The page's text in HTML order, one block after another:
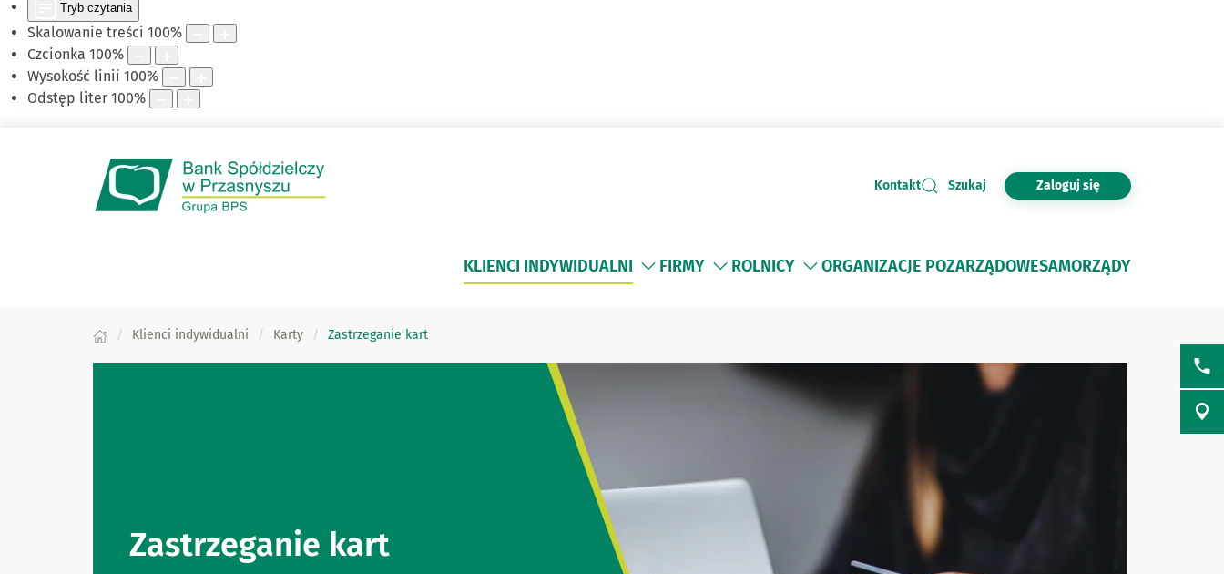
Tryb czytania
Skalowanie treści 100%
Czcionka 100%
Wysokość linii 100%
Odstęp liter 100%
Kontakt Szukaj Zaloguj się
KLIENCI INDYWIDUALNI FIRMY ROLNICY ORGANIZACJE POZARZĄDOWESAMORZĄDY
Klienci indywidualni Karty Zastrzeganie kart
Zastrzeganie kart